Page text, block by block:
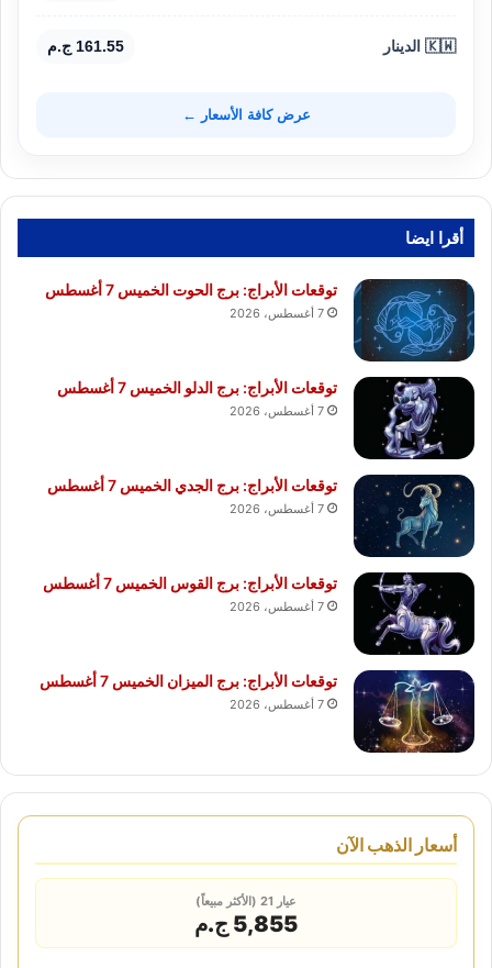
🇰🇼 الدينار 161.55 ج.م
عرض كافة الأسعار ←
أقرا ايضا
توقعات الأبراج: برج الحوت الخميس 7 أغسطس
7 أغسطس، 2026
توقعات الأبراج: برج الدلو الخميس 7 أغسطس
7 أغسطس، 2026
توقعات الأبراج: برج الجدي الخميس 7 أغسطس
7 أغسطس، 2026
توقعات الأبراج: برج القوس الخميس 7 أغسطس
7 أغسطس، 2026
توقعات الأبراج: برج الميزان الخميس 7 أغسطس
7 أغسطس، 2026
أسعار الذهب الآن
عيار 21 (الأكثر مبيعاً)
5,855 ج.م